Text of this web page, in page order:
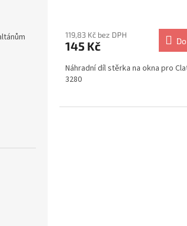
119,83 Kč bez DPH
145 Kč
Náhradní díl stěrka na okna pro
3280